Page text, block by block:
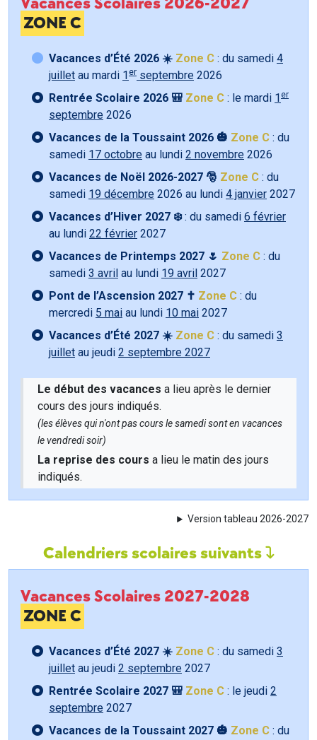
ZONE C
Vacances d’Été 2026 ☀️ Zone C : du samedi 4
juillet au mardi 1 er septembre 2026
Rentrée Scolaire 2026 🎒 Zone C : le mardi 1 er
septembre 2026
Vacances de la Toussaint 2026 🎃 Zone C : du
samedi 17 octobre au lundi 2 novembre 2026
Vacances de Noël 2026-2027 🎅 Zone C : du
samedi 19 décembre 2026 au lundi 4 janvier 2027
Vacances d’Hiver 2027 ❄️: du samedi 6 février
au lundi 22 février 2027
Vacances de Printemps 2027 🌷 Zone C : du
samedi 3 avril au lundi 19 avril 2027
Pont de l’Ascension 2027 ✝️ Zone C : du
mercredi 5 mai au lundi 10 mai 2027
Vacances d’Été 2027 ☀️ Zone C : du samedi 3
juillet au jeudi 2 septembre 2027
Le début des vacances a lieu après le dernier
cours des jours indiqués.
(les élèves qui n'ont pas cours le samedi sont en vacances
le vendredi soir)
La reprise des cours a lieu le matin des jours
indiqués.
Version tableau 2026-2027
Calendriers scolaires suivants
Vacances Scolaires 2027-2028
ZONE C
Vacances d’Été 2027 ☀️ Zone C : du samedi 3
juillet au jeudi 2 septembre 2027
Rentrée Scolaire 2027 🎒 Zone C : le jeudi 2
septembre 2027
Vacances de la Toussaint 2027 🎃 Zone C : du